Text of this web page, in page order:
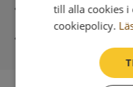
Direkt digital
till alla cookies i
cookiepolicy.